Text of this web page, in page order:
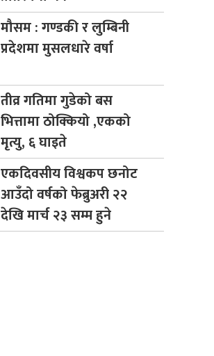
मौसम: गण्डकी र लुम्बिनी
प्रदेशमा मुसलधारे वर्षा
तीव्रगतिमा गुडेको बस
भित्तामा ठोक्कियो ,एकको
मृत्यु, ६ घाइते
एकदिवसीयविश्वकप छनोट
आउँदो वर्षको फेब्रुअरी २२
देखि मार्च २३ सम्म हुने